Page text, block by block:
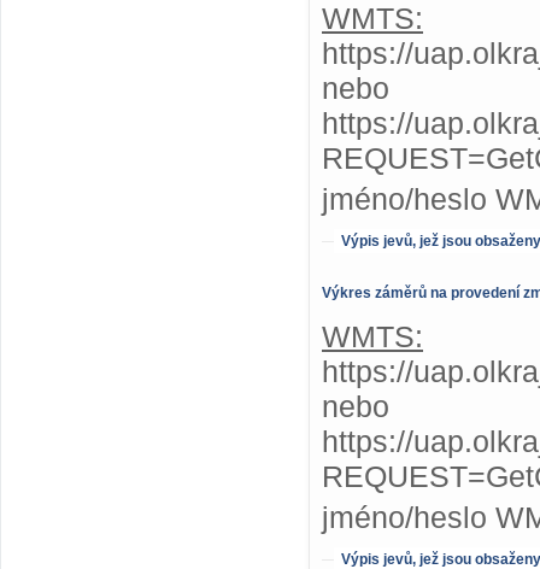
WMTS:
https://
nebo
https://
jméno/heslo
Výpis jevů, jež jsou
Výkres záměrů na provedení
WMTS:
https://
nebo
https://
jméno/heslo
Výpis jevů, jež jsou